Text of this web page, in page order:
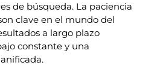
de búsqueda. La paciencia
clave en el mundo del
a largo plazo
constante y una